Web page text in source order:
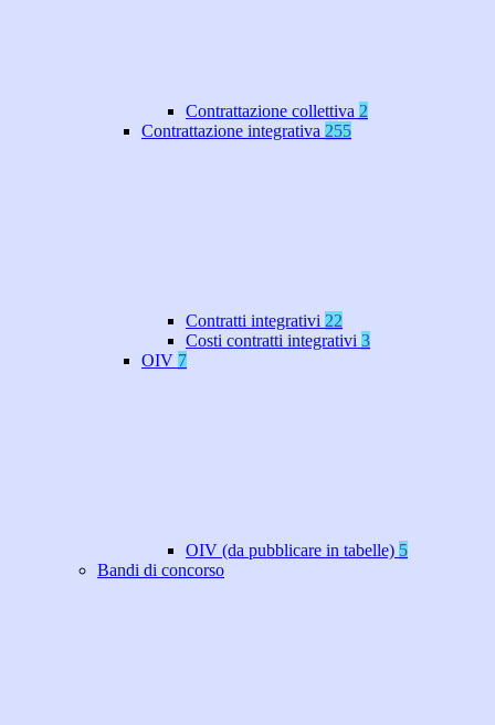
Contrattazione collettiva 2
Contrattazione integrativa 255
Contratti integrativi 22
Costi contratti integrativi 3
OIV 7
OIV (da pubblicare in tabelle) 5
Bandi di concorso